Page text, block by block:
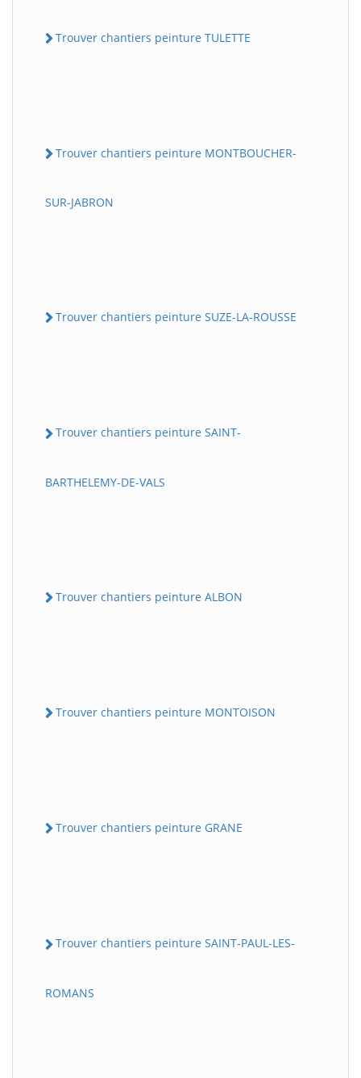
Trouver chantiers peinture TULETTE
Trouver chantiers peinture MONTBOUCHER-
SUR-JABRON
Trouver chantiers peinture SUZE-LA-ROUSSE
Trouver chantiers peinture SAINT-
BARTHELEMY-DE-VALS
Trouver chantiers peinture ALBON
Trouver chantiers peinture MONTOISON
Trouver chantiers peinture GRANE
Trouver chantiers peinture SAINT-PAUL-LES-
ROMANS